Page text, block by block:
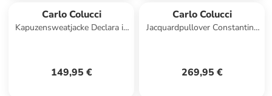
Carlo Colucci
Kapuzensweatjacke Declara in
149,95 €
Carlo Colucci
Jacquardpullover Constantina
269,95 €